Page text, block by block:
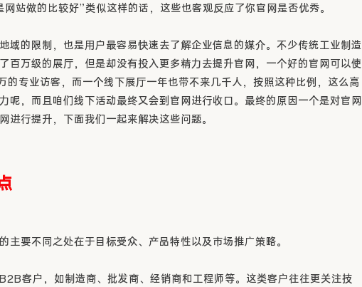
站做的比较好”类似这样的话，这些也客观反应了你官网是否优秀。
域的限制，也是用户最容易快速去了解企业信息的媒介。不少传统工业制造
百万级的展厅，但是却没有投入更多精力去提升官网，一个好的官网可以使
专业访客，而一个线下展厅一年也带不来几千人，按照这种比例，这么高
呢，而且咱们线下活动最终又会到官网进行收口。最终的原因一个是对官网
进行提升，下面我们一起来解决这些问题。
主要不同之处在于目标受众、产品特性以及市场推广策略。
客户，如制造商、批发商、经销商和工程师等。这类客户往往更关注技